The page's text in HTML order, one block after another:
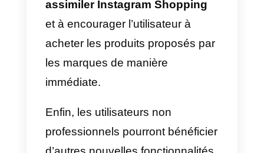
concernant les données qui
pourraient être partagées avec
surveillance de la vie privée, les
utilisateurs n’auraient pas